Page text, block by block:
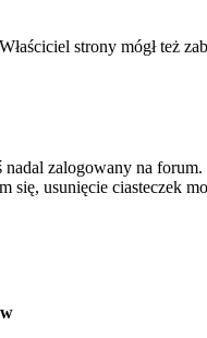
strony mógł też
zalogowany na
się, usunięcie ciasteczek